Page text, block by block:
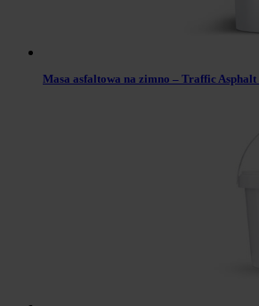
Masa asfaltowa na zimno – Traffic